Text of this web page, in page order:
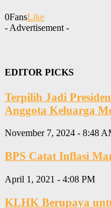
0FansLike
- Advertisement -
EDITOR PICKS
Terpilih Jadi
Anggota Keluarga
November 7, 2024 - 8:48
BPS Catat Inflasi
April 1, 2021 - 4:08 PM
KLHK Berupaya